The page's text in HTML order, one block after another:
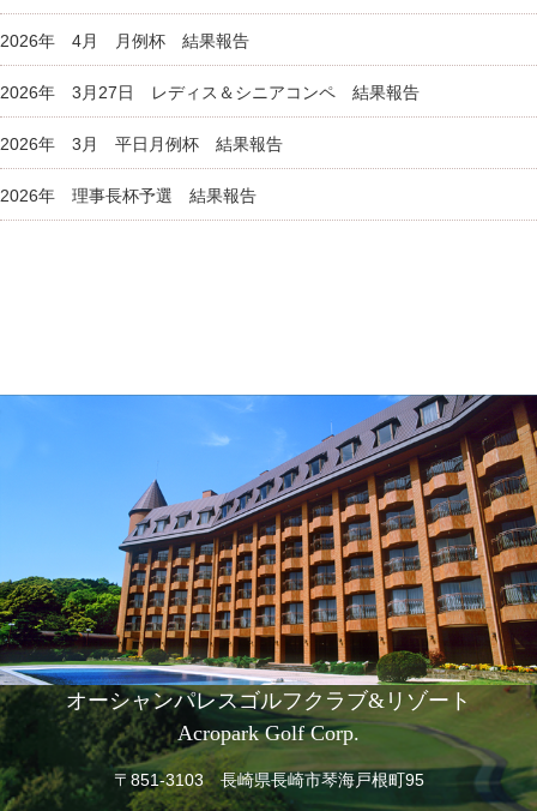
2026年 4月 月例杯 結果報告
2026年 3月27日 レディス＆シニアコンペ 結果報告
2026年 3月 平日月例杯 結果報告
2026年 理事長杯予選 結果報告
オーシャンパレスゴルフクラブ&リゾート
Acropark Golf Corp.
〒851-3103 長崎県長崎市琴海戸根町95